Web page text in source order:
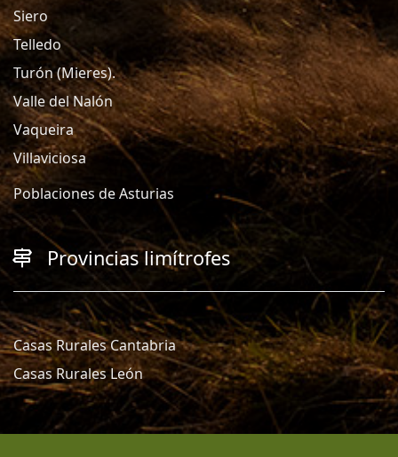
Siero
Telledo
Turón (Mieres).
Valle del Nalón
Vaqueira
Villaviciosa
Poblaciones de Asturias
Provincias limítrofes
Casas Rurales Cantabria
Casas Rurales León